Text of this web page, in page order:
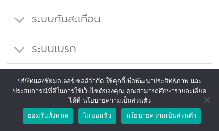
ระบบกันสะเทือน
ระบบเบรก
ล้อ
ยาง
บริษัทแสงชัยมอเตอร์เซลส์จำกัด ใช้คุกกี้เพื่อพัฒนาประสิทธิภาพ และ
ประสบการณ์ที่ดีในการใช้เว็บไซต์ของคุณ คุณสามารถศึกษารายละเอียด
ได้ที่ นโยบายความเป็นส่วนตัว
ยอมรับทั้งหมด
ไม่ยอมรับ นโยบายความเป็นส่วนตัว